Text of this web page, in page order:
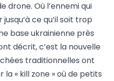
drone. Où l’ennemi qui
ce qu’il soit trop
base ukrainienne près
décrit, c’est la nouvelle
traditionnelles ont
« kill zone » où de petits